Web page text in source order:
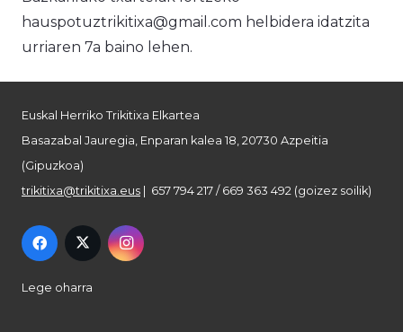
hauspotuztrikitixa@gmail.com helbidera idatzita
urriaren 7a baino lehen.
Euskal Herriko Trikitixa Elkartea
Basazabal Jauregia, Enparan kalea 18, 20730 Azpeitia
(Gipuzkoa)
trikitixa@trikitixa.eus | 657 794 217 / 669 363 492 (goizez soilik)
Lege oharra